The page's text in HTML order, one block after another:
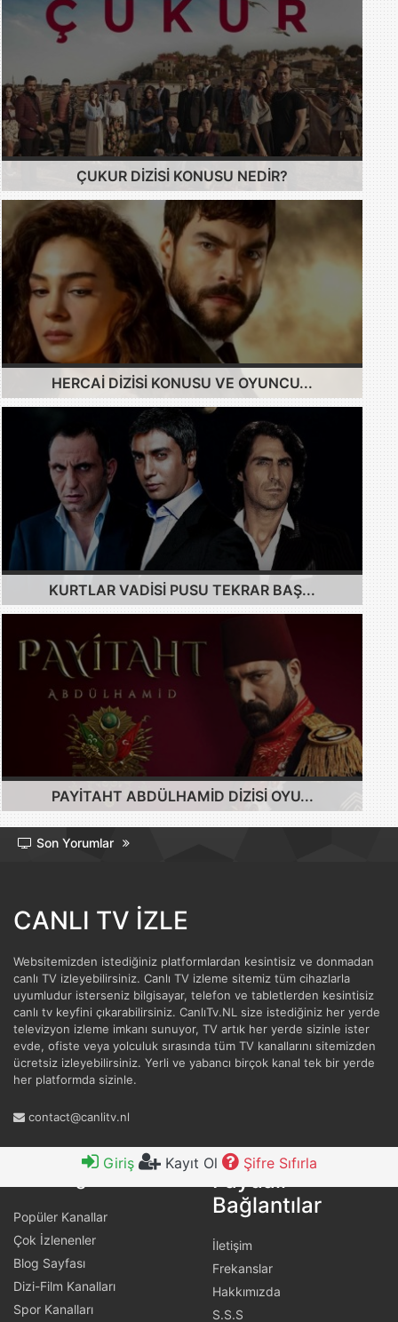
Giriş Kayıt Ol Şifre Sıfırla
ÇUKUR DIZISI KONUSU NEDIR?
HERCAI DIZISI KONUSU VE OYUNCU...
KURTLAR VADISI PUSU TEKRAR BAŞ...
PAYITAHT ABDÜLHAMID DIZISI OYU...
Son Yorumlar
CANLI TV İZLE
Websitemizden istediğiniz platformlardan kesintisiz ve donmadan
canlı TV izleyebilirsiniz. Canlı TV izleme sitemiz tüm cihazlarla
uyumludur isterseniz bilgisayar, telefon ve tabletlerden kesintisiz
canlı tv keyfini çıkarabilirsiniz. CanlıTv.NL size istediğiniz her yerde
televizyon izleme imkanı sunuyor, TV artık her yerde sizinle ister
evde, ofiste veya yolculuk sırasında tüm TV kanallarını sitemizden
ücretsiz izleyebilirsiniz. Yerli ve yabancı birçok kanal tek bir yerde
her platformda sizinle.
contact@canlitv.nl
Popüler Kanallar
Çok İzlenenler
Blog Sayfası
Dizi-Film Kanalları
Spor Kanalları
Faydalı
Bağlantılar
İletişim
Frekanslar
Hakkımızda
S.S.S